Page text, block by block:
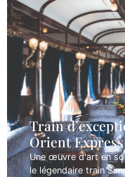
Train
Orient Express
Une œuvre d'art en
le légendaire train